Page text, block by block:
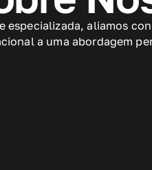
especializada, aliamos
a uma abordagem